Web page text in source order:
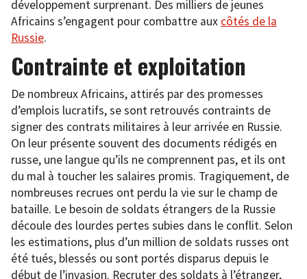
développement surprenant. Des milliers de jeunes
Africains s’engagent pour combattre aux côtés de la
Russie.
Contrainte et exploitation
De nombreux Africains, attirés par des promesses
d’emplois lucratifs, se sont retrouvés contraints de
signer des contrats militaires à leur arrivée en Russie.
On leur présente souvent des documents rédigés en
russe, une langue qu’ils ne comprennent pas, et ils ont
du mal à toucher les salaires promis. Tragiquement, de
nombreuses recrues ont perdu la vie sur le champ de
bataille. Le besoin de soldats étrangers de la Russie
découle des lourdes pertes subies dans le conflit. Selon
les estimations, plus d’un million de soldats russes ont
été tués, blessés ou sont portés disparus depuis le
début de l’invasion. Recruter des soldats à l’étranger,